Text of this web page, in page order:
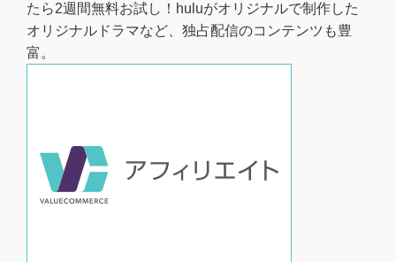
たら2週間無料お試し！huluがオリジナルで制作した
オリジナルドラマなど、独占配信のコンテンツも豊
富。